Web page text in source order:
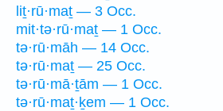
liṯ·rū·maṯ — 3 Occ.
mit·tə·rū·maṯ — 1 Occ.
tə·rū·māh — 14 Occ.
tə·rū·maṯ — 25 Occ.
tə·rū·mā·ṯām — 1 Occ.
tə·rū·maṯ·ḵem — 1 Occ.